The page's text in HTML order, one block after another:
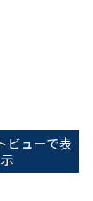
ビューで表
示